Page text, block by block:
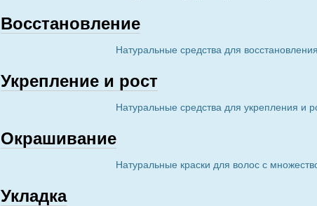
Восстановление
Натуральные средства для
Укрепление и рост
Натуральные средства для укрепления и
Окрашивание
Натуральные краски для волос с
Укладка